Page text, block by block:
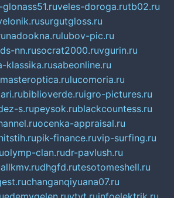
glonass51.ruveles-doroga.rutb02.ru
surgutgloss.ru
nadookna.rulubov-pic.ru
nn.rusocrat2000.ruvgurin.ru
klassika.rusabeonline.ru
masteroptica.rulucomoria.ru
biblioverde.ruigro-pictures.ru
s.rupeysok.rublackcountess.ru
ocenka-appraisal.ru
pik-finance.ruvip-surfing.ru
olymp-clan.rudr-pavlush.ru
allkmv.rudhgfd.rutesotomeshell.ru
changanqiyuana07.ru